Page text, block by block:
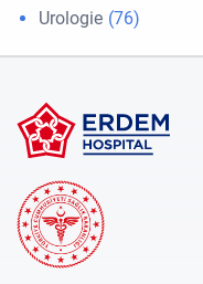
Urologie (76)